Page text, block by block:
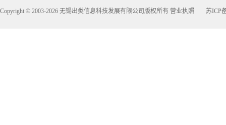
Copyright © 2003-2026 无锡出类信息科技发展有限公司版权所有 营业执照 苏ICP